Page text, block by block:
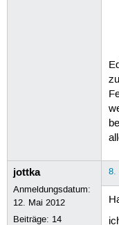
jottka
Anmeldungsdatum:
12. Mai 2012
Beiträge: 14
8.